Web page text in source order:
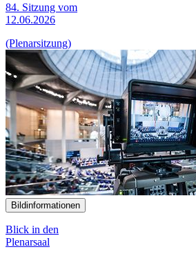
84. Sitzung vom
12.06.2026
(Plenarsitzung)
Bildinformationen
Blick in den
Plenarsaal